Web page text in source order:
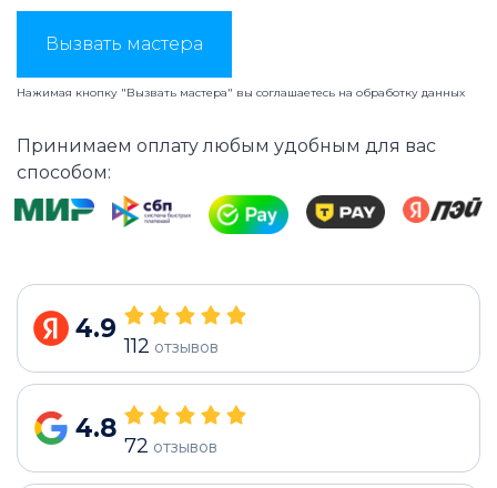
Вызвать мастера
Нажимая кнопку "Вызвать мастера" вы соглашаетесь на обработку данных
Принимаем оплату любым удобным для вас
способом:
4.9
112 отзывов
4.8
72 отзывов